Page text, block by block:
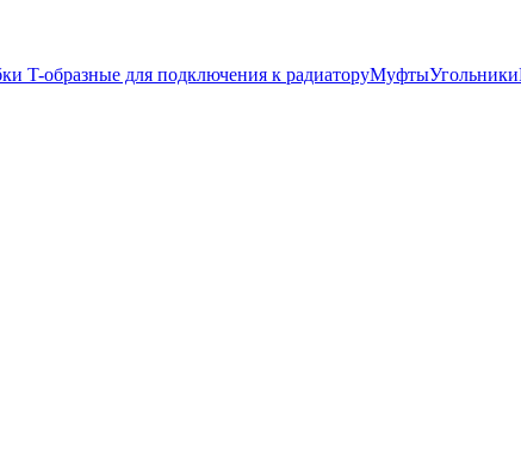
T-образные для подключения к радиаторуМуфтыУгольники